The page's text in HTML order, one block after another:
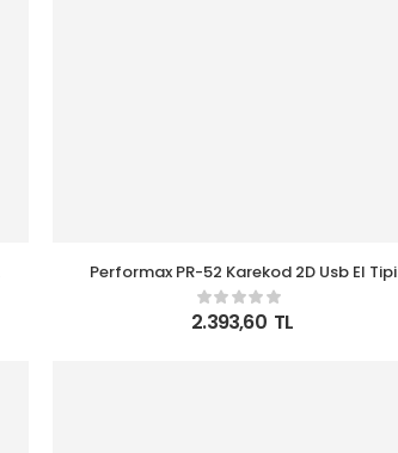
Performax PR-52 Karekod 2D Usb El Tipi
Kablosuz Barkod Okuyucu
2.393,60 TL